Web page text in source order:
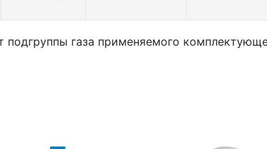
подгруппы газа применяемого